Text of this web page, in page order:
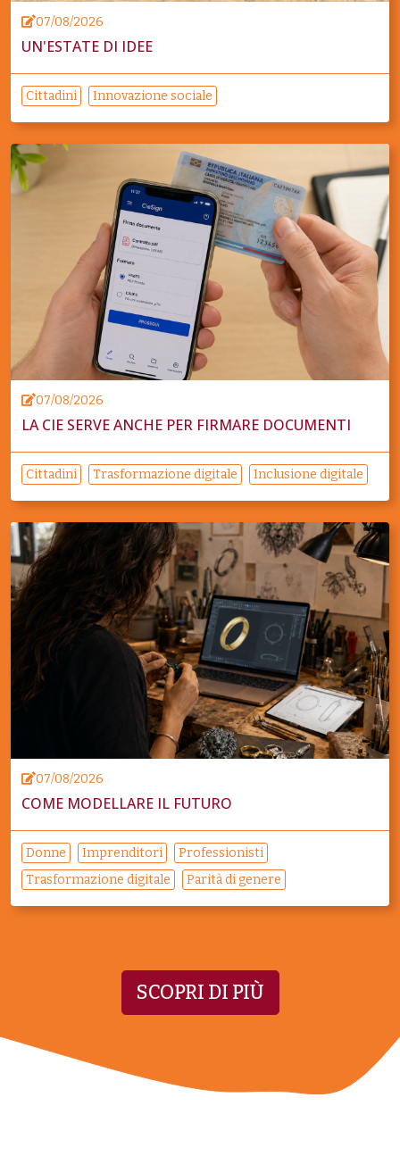
07/08/2026
UN'ESTATE DI IDEE
Cittadini Innovazione sociale
07/08/2026
LA CIE SERVE ANCHE PER FIRMARE DOCUMENTI
Cittadini Trasformazione digitale Inclusione digitale
07/08/2026
COME MODELLARE IL FUTURO
Donne Imprenditori
Professionisti
Trasformazione digitale
Parità di genere
SCOPRI DI PIÙ